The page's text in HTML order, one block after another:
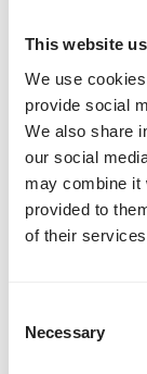
This website
We use
provide social
We also share
our social
may combine it
provided to
of their
Selection
Necessary
ayudar?